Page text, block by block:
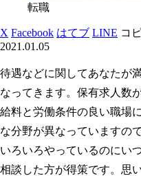
転職
X Facebook はてブ LINE コ
2021.01.05
待遇などに関してあなたが
なってきます。保有求人数
給料と労働条件の良い職場
な分野が異なっていますの
いろいろやっているのにい
相談した方が得策です。思